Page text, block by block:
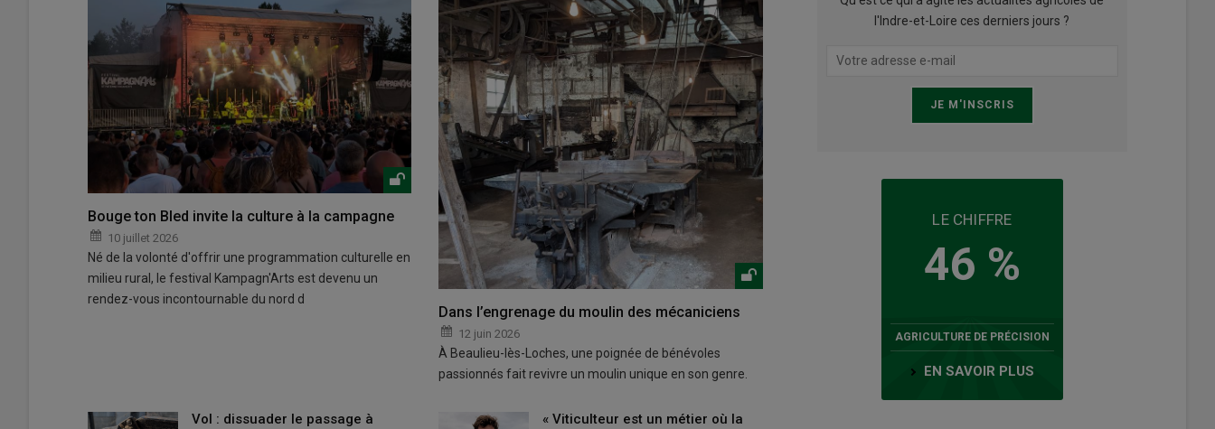
Bouge ton Bled invite la culture à la campagne
10 juillet 2026
Né de la volonté d'offrir une programmation culturelle en
milieu rural, le festival Kampagn'Arts est devenu un
rendez-vous incontournable du nord d
Dans l’engrenage du moulin des mécaniciens
12 juin 2026
À Beaulieu-lès-Loches, une poignée de bénévoles
passionnés fait revivre un moulin unique en son genre.
Vol : dissuader le passage à
« Viticulteur est un métier où la
l'Indre-et-Loire ces derniers jours ?
LE CHIFFRE
46 %
AGRICULTURE DE PRÉCISION
EN SAVOIR PLUS